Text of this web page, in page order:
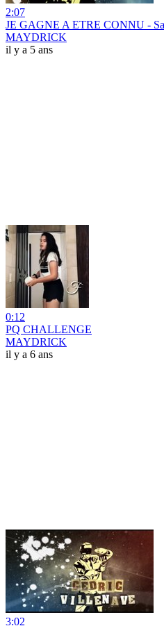
2:07
JE GAGNE A ETRE CONNU -
MAYDRICK
il y a 5 ans
0:12
PQ CHALLENGE
MAYDRICK
il y a 6 ans
3:02